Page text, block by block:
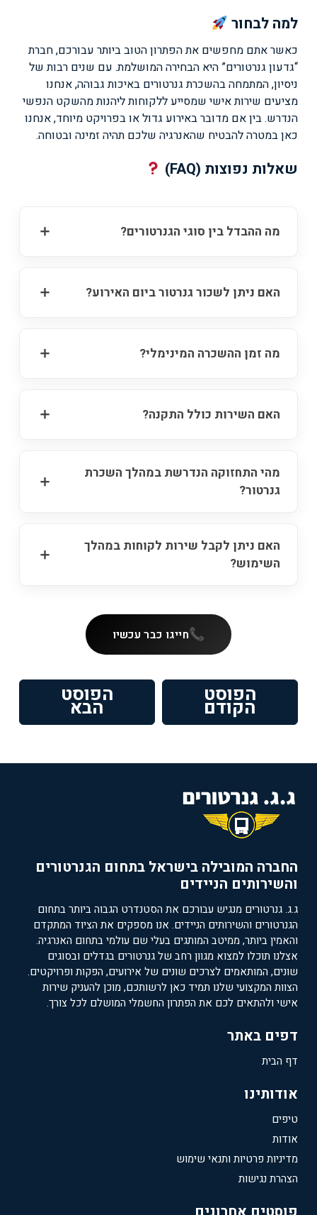
למה לבחור
כאשר אתם מחפשים את הפתרון הטוב ביותר עבורכם, חברת
“גדעון גנרטורים” היא הבחירה המושלמת. עם שנים רבות של
ניסיון, המתמחה בהשכרת גנרטורים באיכות גבוהה, אנחנו
מציעים שירות אישי שמסייע ללקוחות ליהנות מהשקט הנפשי
הנדרש. בין אם מדובר באירוע גדול או בפרויקט מיוחד, אנחנו
כאן במטרה להבטיח שהאנרגיה שלכם תהיה זמינה ובטוחה.
שאלות נפוצות (FAQ)
מה ההבדל בין סוגי הגנרטורים?
האם ניתן לשכור גנרטור ביום האירוע?
מה זמן ההשכרה המינימלי?
האם השירות כולל התקנה?
מהי התחזוקה הנדרשת במהלך השכרת
גנרטור?
האם ניתן לקבל שירות לקוחות במהלך
השימוש?
חייגו כבר עכשיו
ניווט הפוסט
הקודםקודם:
הפוסט
הבאהפוסט
הבא:
החברה המובילה בישראל בתחום הגנרטורים
והשירותים הניידים
ג.ג. גנרטורים מנגיש עבורכם את הסטנדרט הגבוה ביותר בתחום
הגנרטורים והשירותים הניידים. אנו מספקים את הציוד המתקדם
והאמין ביותר, ממיטב המותגים בעלי שם עולמי בתחום האנרגיה.
אצלנו תוכלו למצוא מגוון רחב של גנרטורים בגדלים ובסוגים
שונים, המותאמים לצרכים שונים של אירועים, הפקות ופרויקטים.
הצוות המקצועי שלנו תמיד כאן לרשותכם, מוכן להעניק שירות
אישי ולהתאים לכם את הפתרון החשמלי המושלם לכל צורך.
דפים באתר
דף הבית
אודותינו
טיפים
אודות
מדיניות פרטיות ותנאי שימוש
הצהרת נגישות